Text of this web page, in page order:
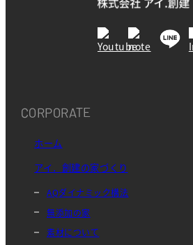
CORPORATE
ホーム
アイ．創建の家づくり
AQダイナミック構法
無添加の家
素材について